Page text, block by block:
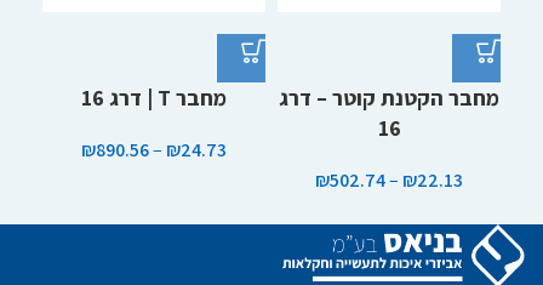
מחבר הקטנת קוטר – דרג
16
₪22.13
–
₪502.74
מחבר T | דרג 16
₪24.73
–
₪890.56